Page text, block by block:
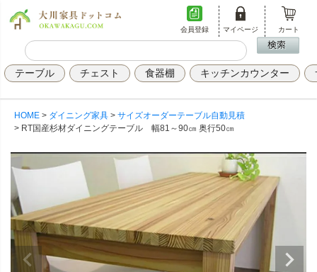
会員登録 マイページ カート
テーブル チェスト 食器棚 キッチンカウンター
HOME ダイニング家具
サイズオーダーテーブル自動見積
RT国産杉材ダイニングテーブル 幅81～90㎝ 奥行50㎝